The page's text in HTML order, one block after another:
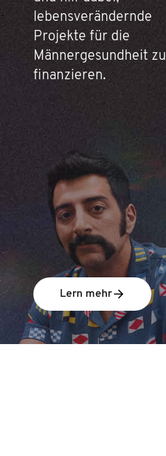
lebensverändernde
Projekte für die
Männergesundheit zu
finanzieren.
Lern mehr